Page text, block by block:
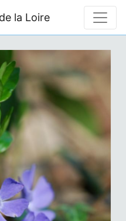
la Loire